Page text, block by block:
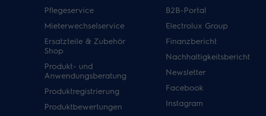
Pflegeservice
Mieterwechselservice
Ersatzteile & Zubehör
Shop
Produkt- und
Anwendungsberatung
Produktregistrierung
Produktbewertungen
B2B-Portal
Electrolux Group
Finanzbericht
Nachhaltigkeitsbericht
Newsletter
Facebook
Instagram